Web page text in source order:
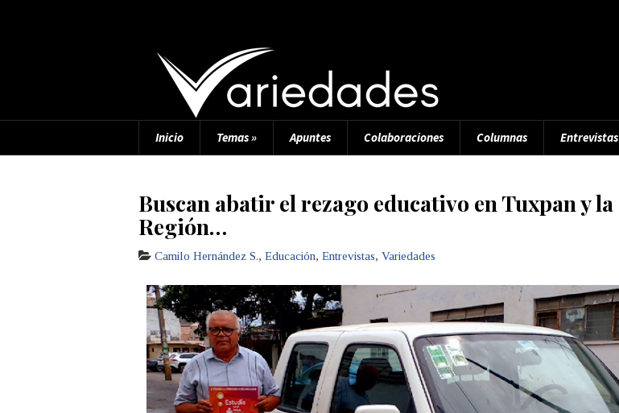
Inicio Temas» Apuntes Colaboraciones Columnas Entrevistas
Buscan abatir el rezago educativo en Tuxpan y la
Región…
Camilo Hernández S., Educación, Entrevistas, Variedades